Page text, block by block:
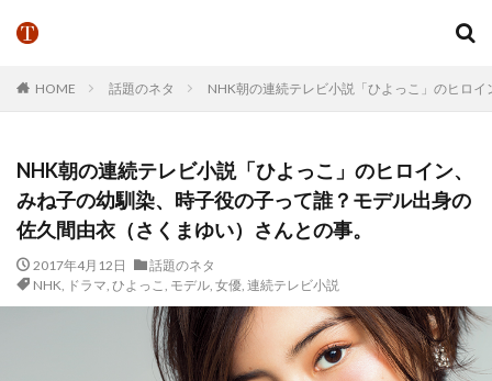
HOME 話題のネタ NHK朝の連続テレビ小説「ひよっこ」のヒロ
NHK朝の連続テレビ小説「ひよっこ」のヒロイン、
みね子の幼馴染、時子役の子って誰？モデル出身の
佐久間由衣（さくまゆい）さんとの事。
2017年4月12日
話題のネタ
NHK, ドラマ, ひよっこ , モデル, 女優, 連続テレビ小説